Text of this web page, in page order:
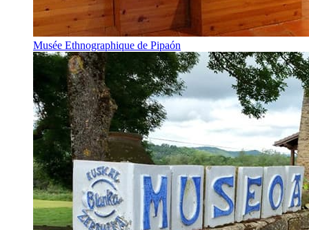
Musée Ethnographique de Pipaón